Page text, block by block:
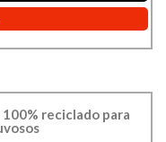
reciclado para